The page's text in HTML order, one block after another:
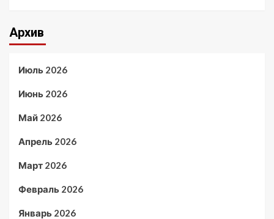
Архив
Июль 2026
Июнь 2026
Май 2026
Апрель 2026
Март 2026
Февраль 2026
Январь 2026